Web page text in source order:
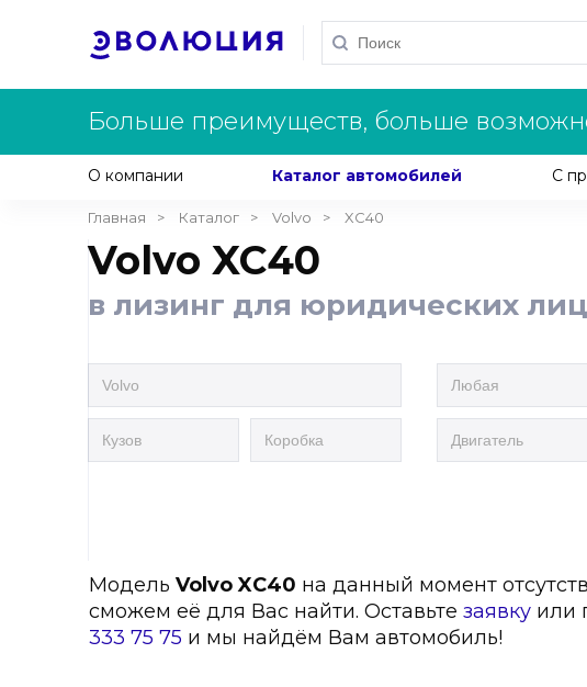
Больше преимуществ, больше
О компании Каталог автомобилей С
Главная Каталог Volvo XC40
Volvo XC40
в лизинг для юридических
Модель Volvo XC40 на данный момент
сможем её для Вас найти. Оставьте заявку или
333 75 75 и мы найдём Вам автомобиль!